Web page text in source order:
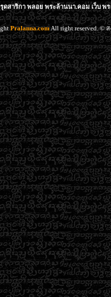
สาริกา พลอย พระล้านนา.คอม เว็บ พ
Pralanna.comAll right reserved. ©